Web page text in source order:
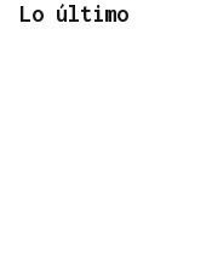
Lo último